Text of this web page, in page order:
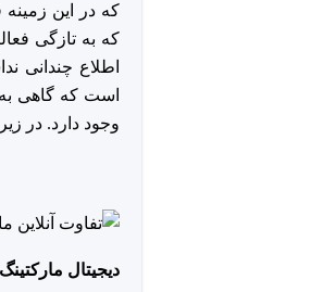
که در این زمینه
که به تازگی
اطلاع چندانی
است که گاهی
وجود دارد. در
دیجیتال مارکتینگ